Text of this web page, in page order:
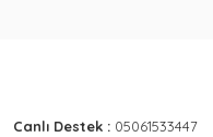
Canlı Destek : 05061533447